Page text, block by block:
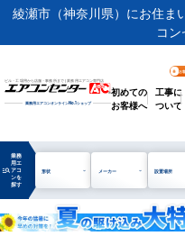
綾瀬市（神奈川県）にお住ま
コ
ビル・工場用から店舗・事務所まで | 業務用エアコン専門店
業務用エアコンオンラインNo.1ショップ
お
初めての
お客様へ
工事に
ついて
manage_search
業務
用エ
アコ
ンを
探す
形状 メーカー 設置場所